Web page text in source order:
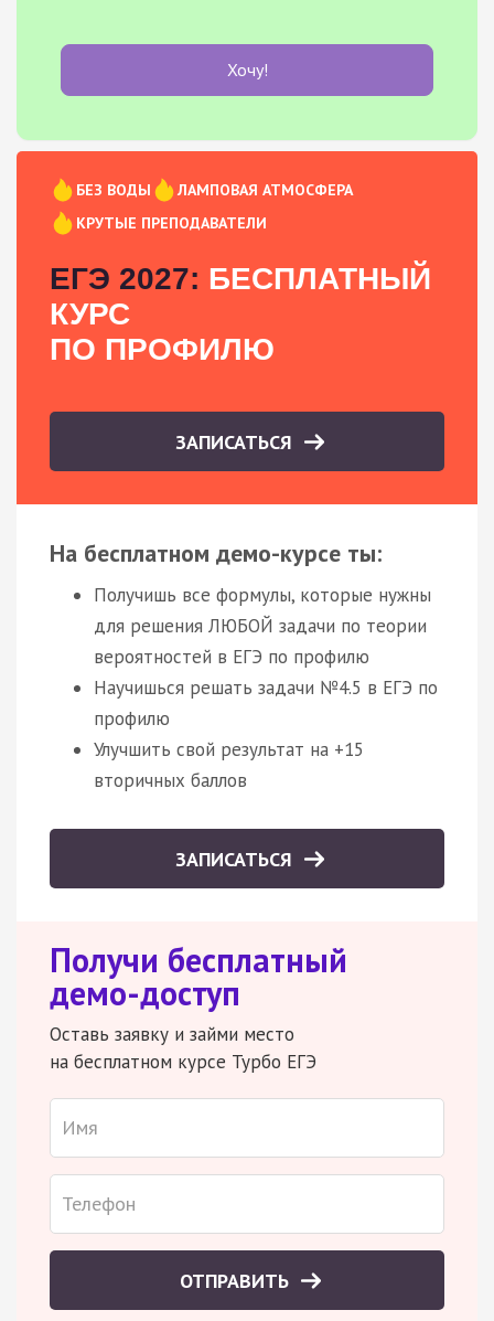
Хочу!
БЕЗ ВОДЫ
ЛАМПОВАЯ АТМОСФЕРА
КРУТЫЕ ПРЕПОДАВАТЕЛИ
ЕГЭ 2027: БЕСПЛАТНЫЙ
КУРС
ПО ПРОФИЛЮ
ЗАПИСАТЬСЯ
На бесплатном демо-курсе ты:
Получишь все формулы, которые нужны
для решения ЛЮБОЙ задачи по теории
вероятностей в ЕГЭ по профилю
Научишься решать задачи №4.5 в ЕГЭ по
профилю
Улучшить свой результат на +15
вторичных баллов
ЗАПИСАТЬСЯ
Получи бесплатный
демо-доступ
Оставь заявку и займи место
на бесплатном курсе Турбо ЕГЭ
ОТПРАВИТЬ